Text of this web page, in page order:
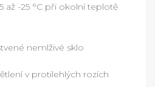
až -25 °C při okolní teplotě
nemlživé sklo
v protilehlých rozích